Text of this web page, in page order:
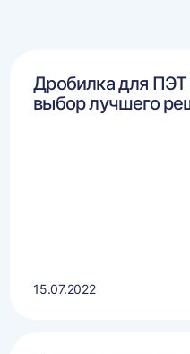
Дробилка для ПЭТ
выбор лучшего
15.07.2022